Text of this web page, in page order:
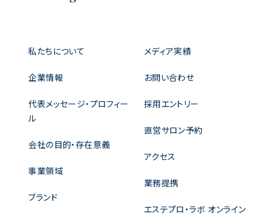
私たちについて
企業情報
代表メッセージ・プロフィー
ル
会社の目的・存在意義
事業領域
ブランド
メディア実績
お問い合わせ
採用エントリー
直営サロン予約
アクセス
業務提携
エステプロ・ラボ オンライン